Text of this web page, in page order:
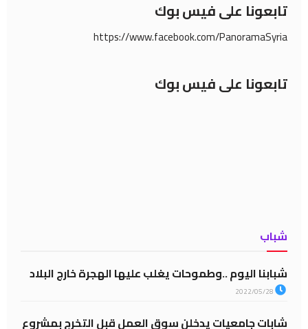
تابعونا على فيس بوك
https://www.facebook.com/PanoramaSyria
تابعونا على فيس بوك
شباب
شبابنا اليوم ..وطموحات يغلب عليها الهجرة خارج البلاد
شابات جامعيات يدخلن سوق العمل قبل التخرج بمشروع